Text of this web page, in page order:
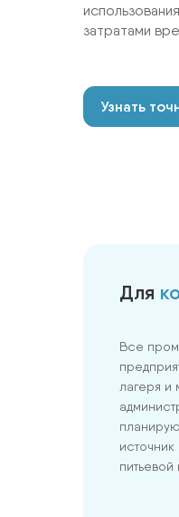
затратами
Узнать
Для
Все
лагеря и
питьевой